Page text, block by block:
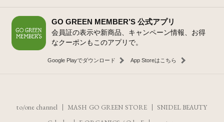
GO GREEN MEMBER’S 公式アプリ
会員証の表示や新商品、キャンペーン情報、お得
なクーポンもこのアプリで。
Google Playでダウンロード App Storeはこちら
to/one channel MASH GO GREEN STORE
SNIDEL BEAUTY